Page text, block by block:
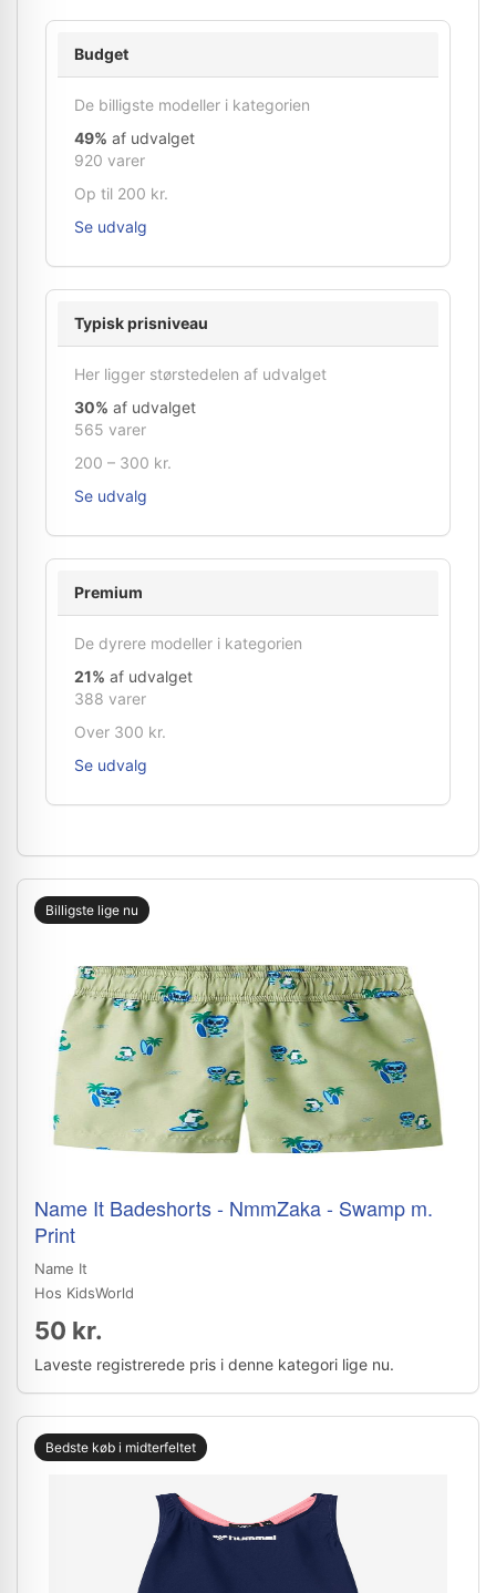
Budget
De billigste modeller i kategorien
49% af udvalget
920 varer
Op til 200 kr.
Se udvalg
Typisk prisniveau
Her ligger størstedelen af udvalget
30% af udvalget
565 varer
200 – 300 kr.
Se udvalg
Premium
De dyrere modeller i kategorien
21% af udvalget
388 varer
Over 300 kr.
Se udvalg
Billigste lige nu
Name It Badeshorts - NmmZaka - Swamp m.
Print
Name It
Hos KidsWorld
50 kr.
Laveste registrerede pris i denne kategori lige nu.
Bedste køb i midterfeltet